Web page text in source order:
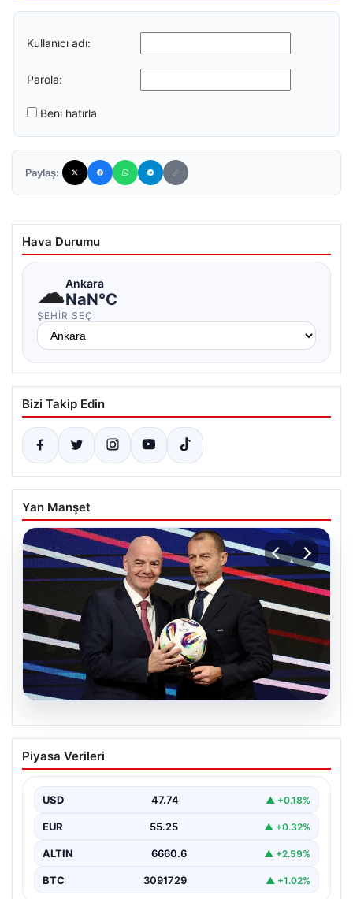
Kullanıcı adı:
Parola:
Beni hatırla
Paylaş:
Hava Durumu
☁Ankara
NaN°C
ŞEHIR SEÇ
Bizi Takip Edin
Yan Manşet
06.08.2026
FIFA’yı Boykot Kararı Alan UEFA Geri
Adım Atmıyor
günlerde gündeme gelen FIFA Başkanı Gianni
Infantino'nun Dünya…
Piyasa Verileri
USD 47.74 ▲ +0.18%
EUR 55.25 ▲ +0.32%
ALTIN 6660.6 ▲ +2.59%
BTC 3091729 ▲ +1.02%